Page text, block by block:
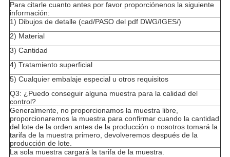
Para citarle cuanto antes por favor proporciónenos la siguiente
información:
1) Dibujos de detalle (cad/PASO del pdf DWG/IGES/)
2) Material
3) Cantidad
4) Tratamiento superficial
5) Cualquier embalaje especial u otros requisitos
Q3: ¿Puedo conseguir alguna muestra para la calidad del
control?
Generalmente, no proporcionamos la muestra libre,
proporcionaremos la muestra para confirmar cuando la cantidad
del lote de la orden antes de la producción o nosotros tomará la
tarifa de la muestra primero, devolveremos después de la
producción de lote.
La sola muestra cargará la tarifa de la muestra.